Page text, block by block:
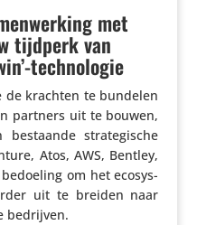
met
tijdperk van
technologie
de krachten te bundelen
partners uit te bouwen,
stra­te­gi­sche
Atos, AWS, Bentley,
om het ecosys­
uit te breiden naar
bedrijven.